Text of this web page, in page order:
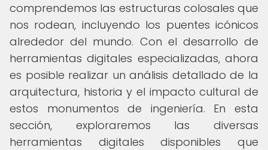
comprendemos las estructuras colosales que
nos rodean, incluyendo los puentes icónicos
alrededor del mundo. Con el desarrollo de
herramientas digitales especializadas, ahora
es posible realizar un análisis detallado de la
arquitectura, historia y el impacto cultural de
estos monumentos de ingeniería. En esta
sección, exploraremos las diversas
herramientas digitales disponibles que